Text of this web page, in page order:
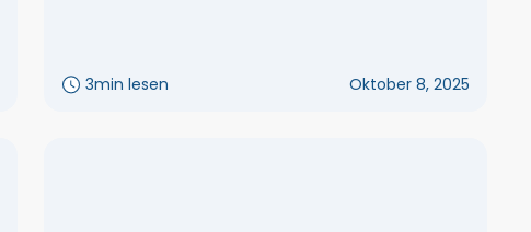
3min lesen Oktober 8, 2025